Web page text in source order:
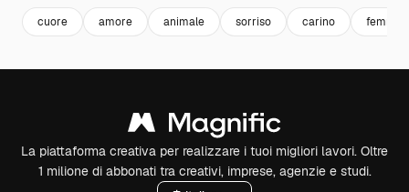
cuore amore animale sorriso carino
La piattaforma creativa per realizzare i tuoi migliori lavori. Oltre
1 milione di abbonati tra creativi, imprese, agenzie e studi.